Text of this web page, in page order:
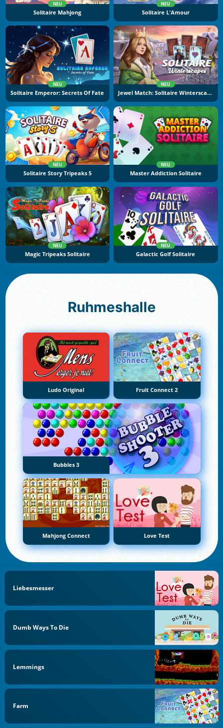
NEU
Solitaire Mahjong
NEU
Solitaire L'Amour
NEU
Solitaire Emperor: Secrets Of Fate
NEU
Jewel Match: Solitaire Winterscapes
NEU
Solitaire Story Tripeaks 5
NEU
Master Addiction Solitaire
NEU
Magic Tripeaks Solitaire
NEU
Galactic Golf Solitaire
Ruhmeshalle
Ludo Original Fruit Connect 2
Bubbles 3
Mahjong Connect Love Test
Liebesmesser
Dumb Ways To Die
Lemmings
Farm